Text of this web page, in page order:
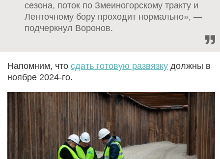
сезона, поток по Змеиногорскому тракту и
Ленточному бору проходит нормально», —
подчеркнул Воронов.
Напомним, что сдать готовую развязку должны в
ноябре 2024-го.